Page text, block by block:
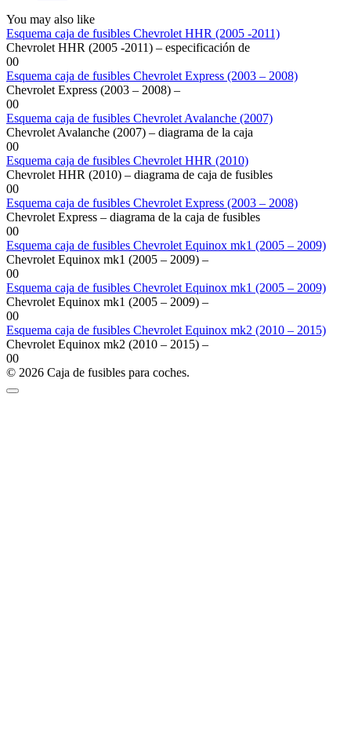
You may also like
Esquema caja de fusibles Chevrolet HHR (2005 -2011)
Chevrolet HHR (2005 -2011) – especificación de
00
Esquema caja de fusibles Chevrolet Express (2003 – 2008)
Chevrolet Express (2003 – 2008) –
00
Esquema caja de fusibles Chevrolet Avalanche (2007)
Chevrolet Avalanche (2007) – diagrama de la caja
00
Esquema caja de fusibles Chevrolet HHR (2010)
Chevrolet HHR (2010) – diagrama de caja de fusibles
00
Esquema caja de fusibles Chevrolet Express (2003 – 2008)
Chevrolet Express – diagrama de la caja de fusibles
00
Esquema caja de fusibles Chevrolet Equinox mk1 (2005 – 2009)
Chevrolet Equinox mk1 (2005 – 2009) –
00
Esquema caja de fusibles Chevrolet Equinox mk1 (2005 – 2009)
Chevrolet Equinox mk1 (2005 – 2009) –
00
Esquema caja de fusibles Chevrolet Equinox mk2 (2010 – 2015)
Chevrolet Equinox mk2 (2010 – 2015) –
00
© 2026 Caja de fusibles para coches.